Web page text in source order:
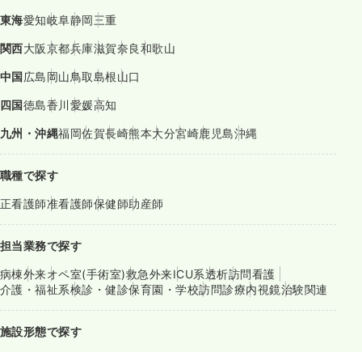
東海愛知岐阜静岡三重
関西大阪京都兵庫滋賀奈良和歌山
中国広島岡山鳥取島根山口
四国徳島香川愛媛高知
九州・沖縄福岡佐賀長崎熊本大分宮崎鹿児島沖縄
職種で探す
正看護師准看護師保健師助産師
担当業務で探す
病棟外来オペ室(手術室)救急外来ICU系透析訪問看護
介護・福祉系検診・健診保育園・学校訪問診療内視鏡治験関連
施設形態で探す